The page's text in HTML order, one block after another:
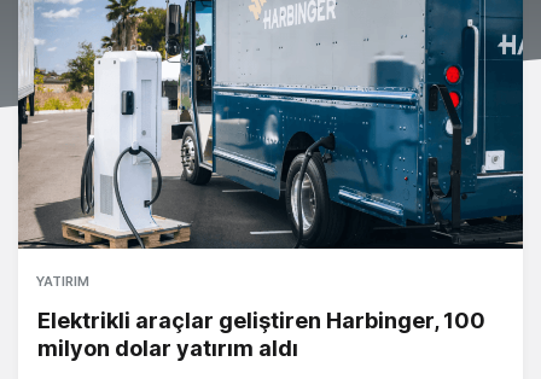
YATIRIM
Elektrikli araçlar geliştiren Harbinger, 100
milyon dolar yatırım aldı